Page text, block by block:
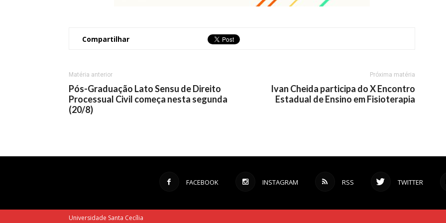
Compartilhar
Matéria anterior
Pós-Graduação Lato Sensu de Direito
Processual Civil começa nesta segunda
(20/8)
Próxima matéria
Ivan Cheida participa do X Encontro
Estadual de Ensino em Fisioterapia
FACEBOOK INSTAGRAM RSS TWITTER
Universidade Santa Cecília